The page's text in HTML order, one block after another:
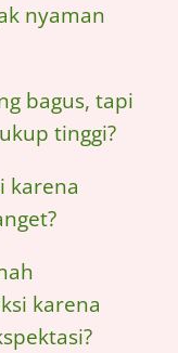
nyaman
bagus, tapi
tinggi?
karena
karena